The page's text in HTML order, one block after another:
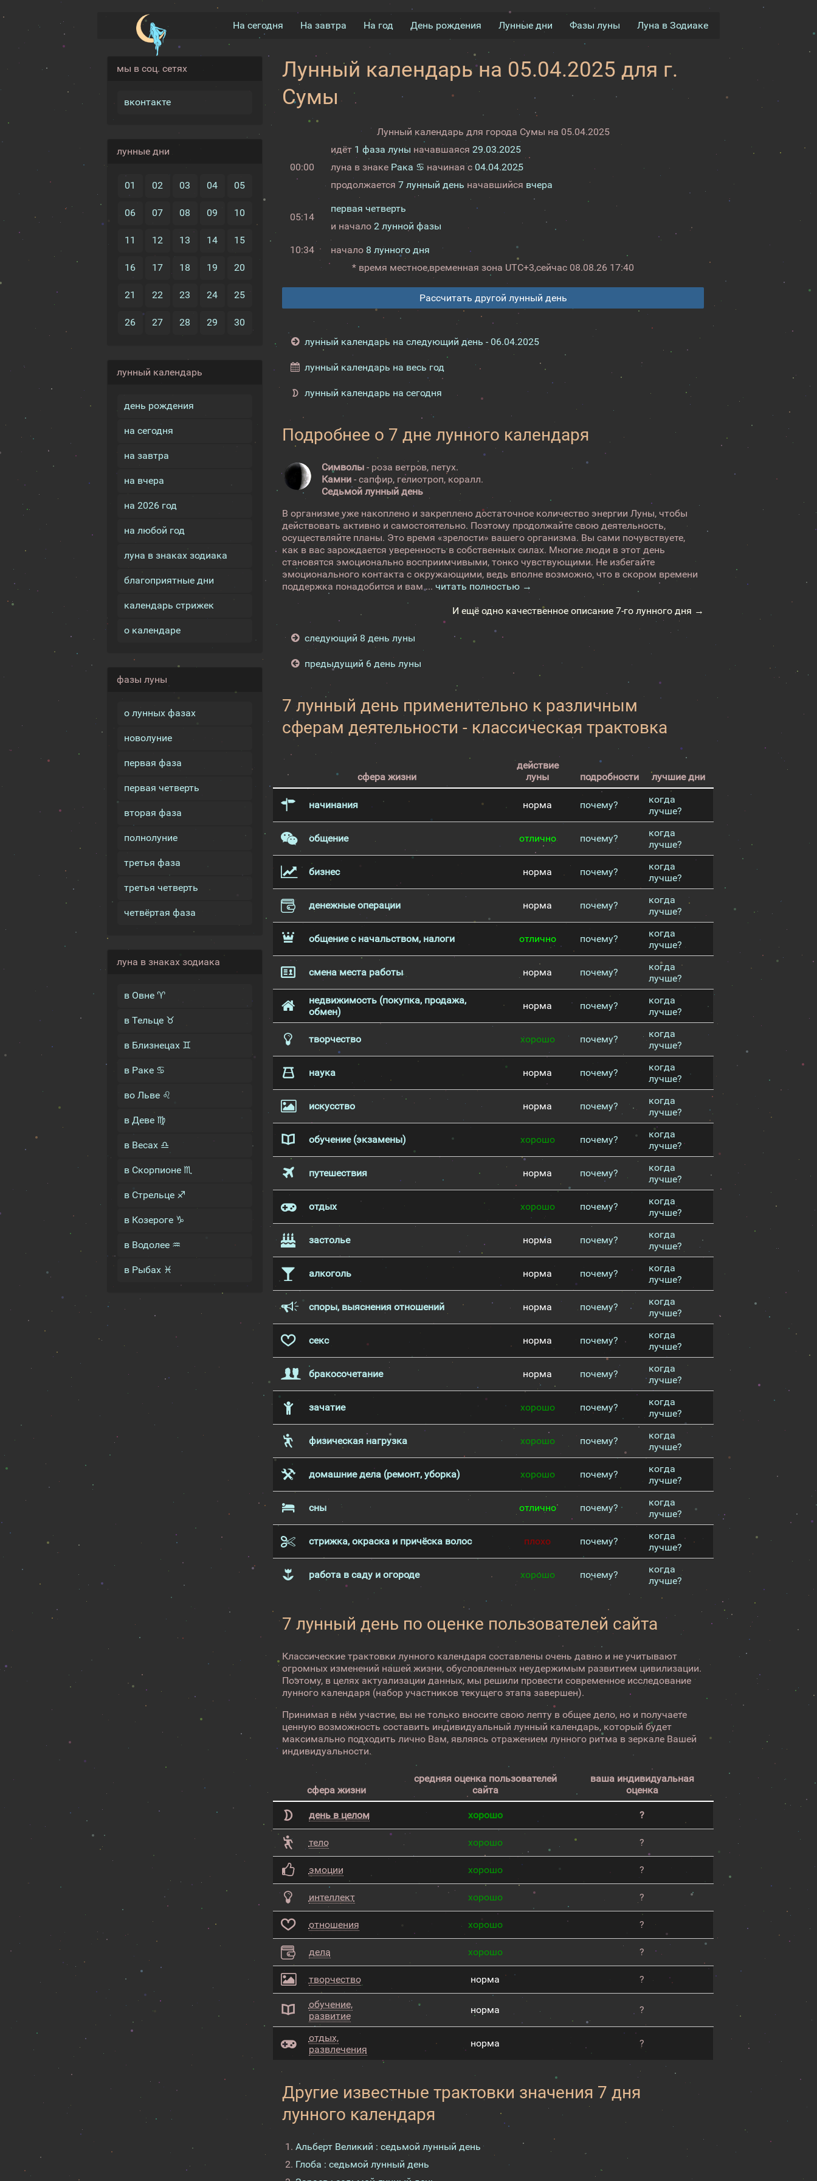
На сегодня На завтра На год День рождения Лунные дни Фазы луны Луна в Зодиаке
мы в соц. сетях
вконтакте
лунные дни
01 02 03 04 05
06 07 08 09 10
11 12 13 14 15
16 17 18 19 20
21 22 23 24 25
26 27 28 29 30
лунный календарь
день рождения
на сегодня
на завтра
на вчера
на 2026 год
на любой год
луна в знаках зодиака
благоприятные дни
календарь стрижек
о календаре
фазы луны
о лунных фазах
новолуние
первая фаза
первая четверть
вторая фаза
полнолуние
третья фаза
третья четверть
четвёртая фаза
луна в знаках зодиака
в Овне ♈
в Тельце ♉
в Близнецах ♊
в Раке ♋
во Льве ♌
в Деве ♍
в Весах ♎
в Скорпионе ♏
в Стрельце ♐
в Козероге ♑
в Водолее ♒
в Рыбах ♓
Лунный календарь на 05.04.2025 для г.
Сумы
Лунный календарь для города Сумы на 05.04.2025
00:00
идёт 1 фаза луны начавшаяся 29.03.2025
луна в знаке Рака ♋ начиная с 04.04.2025
продолжается 7 лунный день начавшийся вчера
05:14
первая четверть
и начало 2 лунной фазы
10:34 начало 8 лунного дня
* время местное,временная зона UTC+3,сейчас 08.08.26 17:40
Рассчитать другой лунный день
лунный календарь на следующий день - 06.04.2025
лунный календарь на весь год
лунный календарь на сегодня
Подробнее о 7 дне лунного календаря
Символы - роза ветров, петух.
Камни - сапфир, гелиотроп, коралл.
Седьмой лунный день
В организме уже накоплено и закреплено достаточное количество энергии Луны, чтобы
действовать активно и самостоятельно. Поэтому продолжайте свою деятельность,
осуществляйте планы. Это время «зрелости» вашего организма. Вы сами почувствуете,
как в вас зарождается уверенность в собственных силах. Многие люди в этот день
становятся эмоционально восприимчивыми, тонко чувствующими. Не избегайте
эмоционального контакта с окружающими, ведь вполне возможно, что в скором времени
поддержка понадобится и вам ...читать полностью →
И ещё одно качественное описание 7-го лунного дня →
следующий 8 день луны
предыдущий 6 день луны
7 лунный день применительно к различным
сферам деятельности - классическая трактовка
сфера жизни
действие
луны
подробности лучшие дни
начинания норма почему?
когда
лучше?
общение отлично почему?
когда
лучше?
бизнес норма почему?
когда
лучше?
денежные операции норма почему?
когда
лучше?
общение с начальством, налоги отлично почему?
когда
лучше?
смена места работы норма почему?
когда
лучше?
недвижимость (покупка, продажа,
обмен)
норма почему?
когда
лучше?
творчество хорошо почему?
когда
лучше?
наука норма почему?
когда
лучше?
искусство норма почему?
когда
лучше?
обучение (экзамены) хорошо почему?
когда
лучше?
путешествия норма почему?
когда
лучше?
отдых хорошо почему?
когда
лучше?
застолье норма почему?
когда
лучше?
алкоголь норма почему?
когда
лучше?
споры, выяснения отношений норма почему?
когда
лучше?
секс норма почему?
когда
лучше?
бракосочетание норма почему?
когда
лучше?
зачатие хорошо почему?
когда
лучше?
физическая нагрузка хорошо почему?
когда
лучше?
домашние дела (ремонт, уборка) хорошо почему?
когда
лучше?
сны отлично почему?
когда
лучше?
стрижка, окраска и причёска волос плохо почему?
когда
лучше?
работа в саду и огороде хорошо почему?
когда
лучше?
7 лунный день по оценке пользователей сайта
Классические трактовки лунного календаря составлены очень давно и не учитывают
огромных изменений нашей жизни, обусловленных неудержимым развитием цивилизации.
Поэтому, в целях актуализации данных, мы решили провести современное исследование
лунного календаря (набор участников текущего этапа завершен).
Принимая в нём участие, вы не только вносите свою лепту в общее дело, но и получаете
ценную возможность составить индивидуальный лунный календарь, который будет
максимально подходить лично Вам, являясь отражением лунного ритма в зеркале Вашей
индивидуальности.
сфера жизни
средняя оценка пользователей
сайта
ваша индивидуальная
оценка
день в целом хорошо ?
тело хорошо ?
эмоции хорошо ?
интеллект хорошо ?
отношения хорошо ?
дела хорошо ?
творчество норма ?
обучение,
развитие
норма ?
отдых,
развлечения
норма ?
Другие известные трактовки значения 7 дня
лунного календаря
Альберт Великий : седьмой лунный день
Глоба : седьмой лунный день